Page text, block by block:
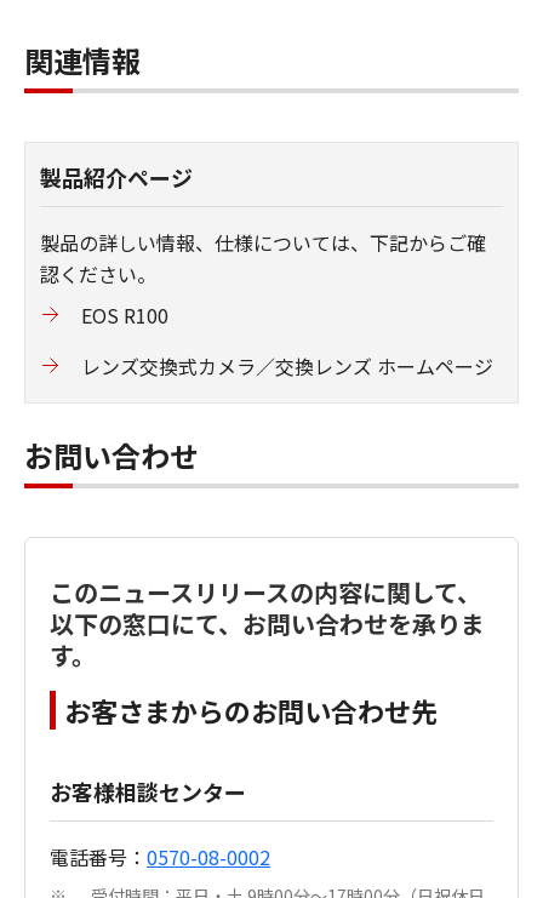
関連情報
製品紹介ページ
製品の詳しい情報、仕様については、下記からご確
認ください。
EOS R100
レンズ交換式カメラ／交換レンズ ホームページ
お問い合わせ
このニュースリリースの内容に関して、
以下の窓口にて、お問い合わせを承りま
す。
お客さまからのお問い合わせ先
お客様相談センター
電話番号： 0570-08-0002